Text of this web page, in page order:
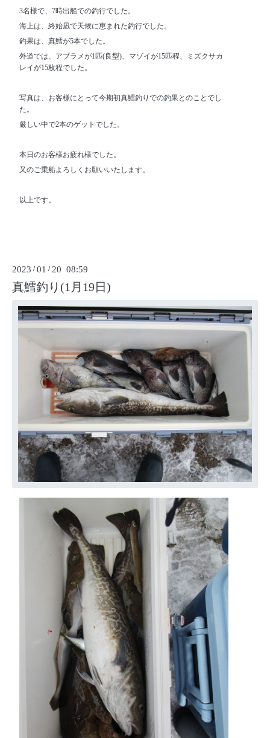
3名様で、7時出船での釣行でした。
海上は、終始凪で天候に恵まれた釣行でした。
釣果は、真鱈が5本でした。
外道では、アブラメが1匹(良型)、マゾイが15匹程、ミズクサカ
レイが15枚程でした。
写真は、お客様にとって今期初真鱈釣りでの釣果とのことでし
た。
厳しい中で2本のゲットでした。
本日のお客様お疲れ様でした。
又のご乗船よろしくお願いいたします。
以上です。
2023 /01 / 20 08:59
真鱈釣り(1月19日)